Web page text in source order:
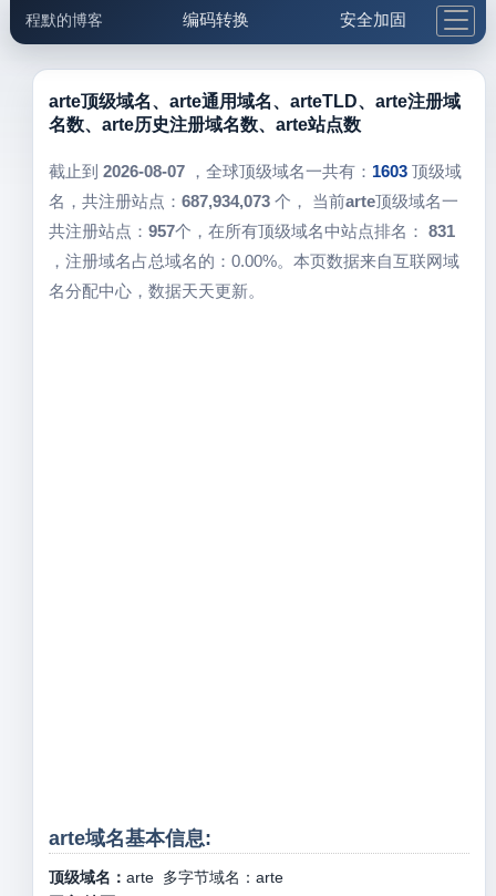
程默的博客 编码转换 安全加固
邮件工具 生活便民 更多工具
5.1支付宝大红包
arte顶级域名、arte通用域名、arteTLD、arte注册域
名数、arte历史注册域名数、arte站点数
截止到 2026-08-07，全球顶级域名一共有： 1603 顶级域
名，共注册站点： 687,934,073 个， 当前arte顶级域名一
共注册站点： 957个，在所有顶级域名中站点排名： 831
，注册域名占总域名的：0.00%。本页数据来自互联网域
名分配中心，数据天天更新。
arte域名基本信息:
顶级域名： arte多字节域名： arte